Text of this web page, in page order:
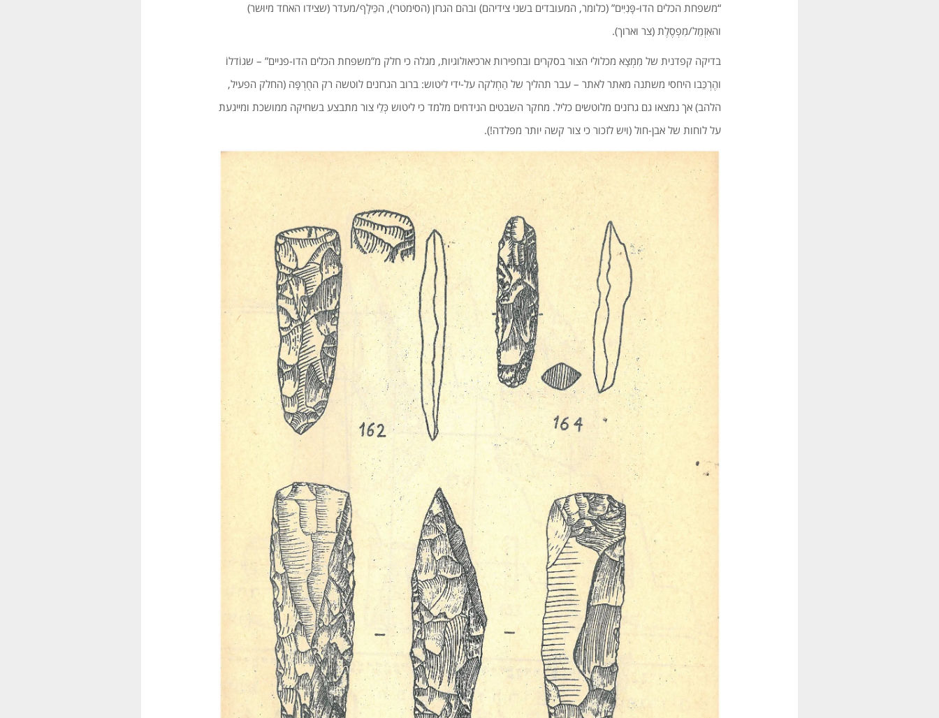
“משפחת הכלים הדוּ-פָּנִיִים” (כלומר, המעובדים בשני צידיהם) ובהם הגרזן (הסימטרי), הכֵּילָף/מעדר (שצידו האחד מיוּשר)
והאִזְמֵל/מִפְסֶלֶת (צר וארוך).
בדיקה קפדנית של מִמְצָא מכלולי הצור בסקרים ובחפירות ארכיאולוגיות, מגלה כי חלק מ”משפחת הכלים הדו-פניים” – שגוֹדלוֹ
והֶרְכֵּבו היחסי משתנה מאתר לאתר – עבר תהליך של הַחְלקה על-ידי ליטוש: ברוב הגרזנים לוטשה רק החֻרְפָּה (החלק הפעיל,
הלהב) אך נמצאו גם גרזנים מלוטשים כליל. מחקר השבטים הנידחים מלמד כי ליטוש כְּלֵי צור מתבצע בשחיקה ממושכת ומייגעת
על לוחות של אבן-חול (ויש לזכור כי צור קשה יותר מפלדה!).